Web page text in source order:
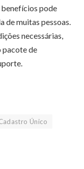
benefícios pode
de muitas pessoas.
necessárias,
pacote de
Único